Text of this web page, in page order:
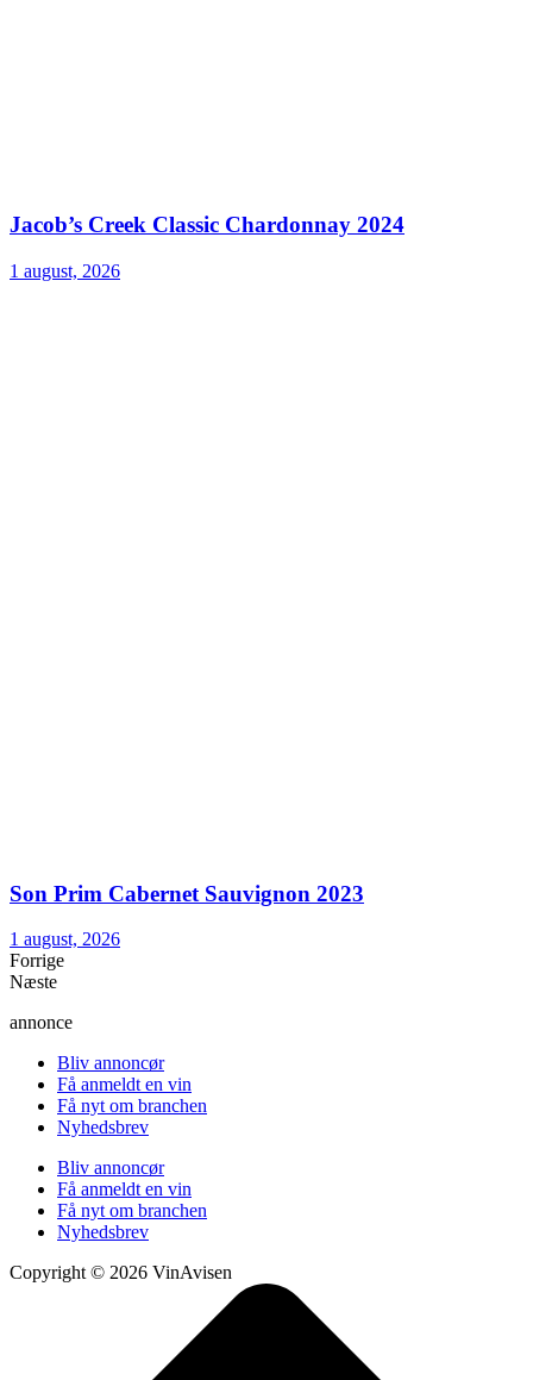
Jacob’s Creek Classic Chardonnay 2024
1 august, 2026
Son Prim Cabernet Sauvignon 2023
1 august, 2026
Forrige
Næste
annonce
Bliv annoncør
Få anmeldt en vin
Få nyt om branchen
Nyhedsbrev
Bliv annoncør
Få anmeldt en vin
Få nyt om branchen
Nyhedsbrev
Copyright © 2026 VinAvisen